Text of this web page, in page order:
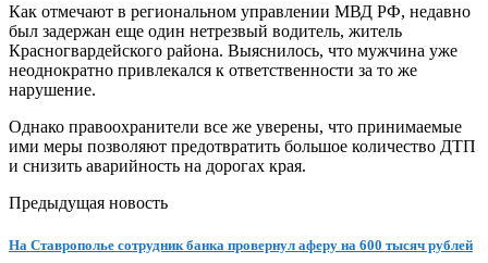
Как отмечают в региональном управлении МВД РФ, недавно
был задержан еще один нетрезвый водитель, житель
Красногвардейского района. Выяснилось, что мужчина уже
неоднократно привлекался к ответственности за то же
нарушение.
Однако правоохранители все же уверены, что принимаемые
ими меры позволяют предотвратить большое количество ДТП
и снизить аварийность на дорогах края.
Предыдущая новость
На Ставрополье сотрудник банка провернул аферу на 600 тысяч рублей